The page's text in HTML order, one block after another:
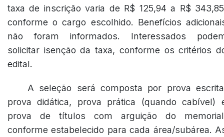
taxa de inscrição varia de R$ 125,94 a R$
conforme o cargo escolhido. Benefícios
não foram informados. Interessados
solicitar isenção da taxa, conforme os critérios
edital.
A seleção será composta por prova
prova didática, prova prática (quando cabível)
prova de títulos com arguição do
conforme estabelecido para cada área/subárea.